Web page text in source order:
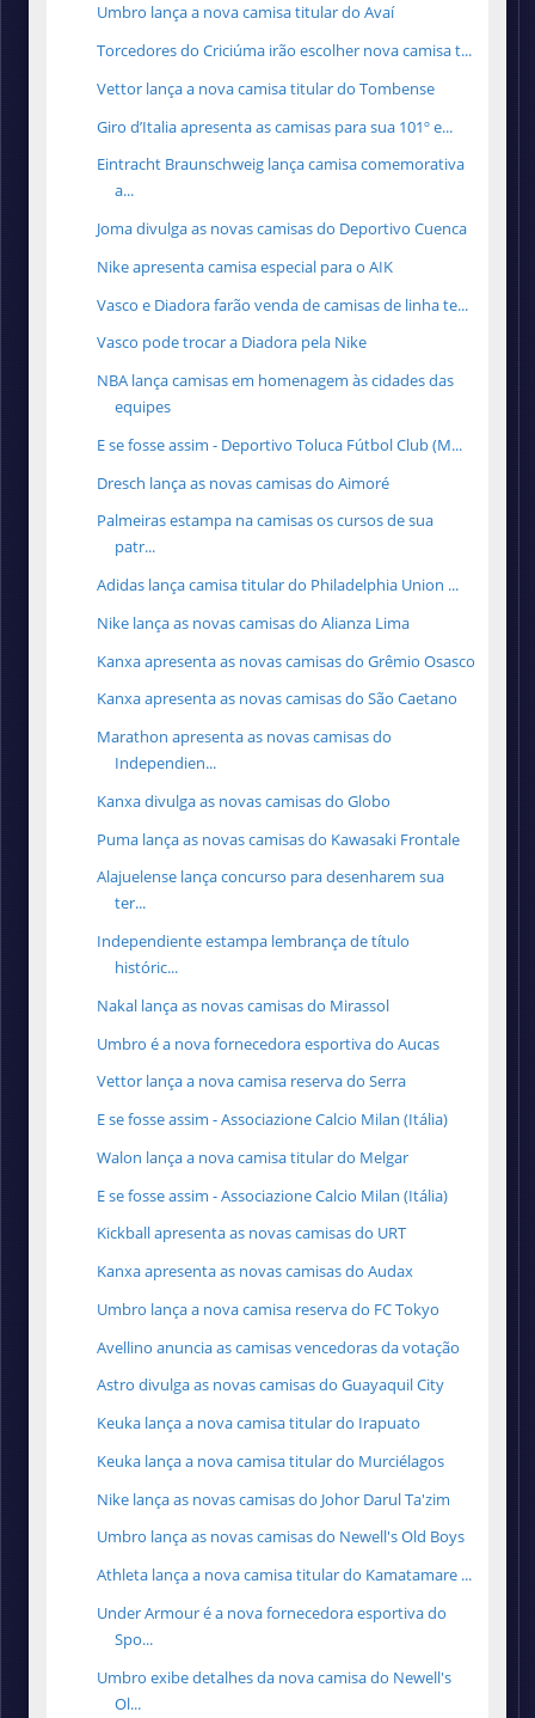
Umbro lança a nova camisa titular do Avaí
Torcedores do Criciúma irão escolher nova camisa t...
Vettor lança a nova camisa titular do Tombense
Giro d’Italia apresenta as camisas para sua 101º e...
Eintracht Braunschweig lança camisa comemorativa
a...
Joma divulga as novas camisas do Deportivo Cuenca
Nike apresenta camisa especial para o AIK
Vasco e Diadora farão venda de camisas de linha te...
Vasco pode trocar a Diadora pela Nike
NBA lança camisas em homenagem às cidades das
equipes
E se fosse assim - Deportivo Toluca Fútbol Club (M...
Dresch lança as novas camisas do Aimoré
Palmeiras estampa na camisas os cursos de sua
patr...
Adidas lança camisa titular do Philadelphia Union ...
Nike lança as novas camisas do Alianza Lima
Kanxa apresenta as novas camisas do Grêmio Osasco
Kanxa apresenta as novas camisas do São Caetano
Marathon apresenta as novas camisas do
Independien...
Kanxa divulga as novas camisas do Globo
Puma lança as novas camisas do Kawasaki Frontale
Alajuelense lança concurso para desenharem sua
ter...
Independiente estampa lembrança de título
históric...
Nakal lança as novas camisas do Mirassol
Umbro é a nova fornecedora esportiva do Aucas
Vettor lança a nova camisa reserva do Serra
E se fosse assim - Associazione Calcio Milan (Itália)
Walon lança a nova camisa titular do Melgar
E se fosse assim - Associazione Calcio Milan (Itália)
Kickball apresenta as novas camisas do URT
Kanxa apresenta as novas camisas do Audax
Umbro lança a nova camisa reserva do FC Tokyo
Avellino anuncia as camisas vencedoras da votação
Astro divulga as novas camisas do Guayaquil City
Keuka lança a nova camisa titular do Irapuato
Keuka lança a nova camisa titular do Murciélagos
Nike lança as novas camisas do Johor Darul Ta'zim
Umbro lança as novas camisas do Newell's Old Boys
Athleta lança a nova camisa titular do Kamatamare ...
Under Armour é a nova fornecedora esportiva do
Spo...
Umbro exibe detalhes da nova camisa do Newell's
Ol...